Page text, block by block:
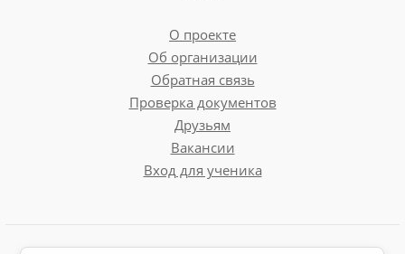
О проекте
Об организации
Обратная связь
Проверка документов
Друзьям
Вакансии
Вход для ученика